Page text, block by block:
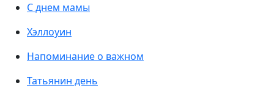
С днем мамы
Хэллоуин
Напоминание о важном
Татьянин день